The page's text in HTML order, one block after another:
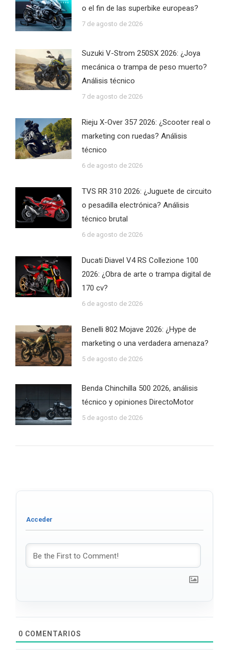
o el fin de las superbike europeas?
7 de agosto de 2026
Suzuki V-Strom 250SX 2026: ¿Joya
mecánica o trampa de peso muerto?
Análisis técnico
7 de agosto de 2026
Rieju X-Over 357 2026: ¿Scooter real o
marketing con ruedas? Análisis
técnico
6 de agosto de 2026
TVS RR 310 2026: ¿Juguete de circuito
o pesadilla electrónica? Análisis
técnico brutal
6 de agosto de 2026
Ducati Diavel V4 RS Collezione 100
2026: ¿Obra de arte o trampa digital de
170 cv?
6 de agosto de 2026
Benelli 802 Mojave 2026: ¿Hype de
marketing o una verdadera amenaza?
5 de agosto de 2026
Benda Chinchilla 500 2026, análisis
técnico y opiniones DirectoMotor
5 de agosto de 2026
0 COMENTARIOS